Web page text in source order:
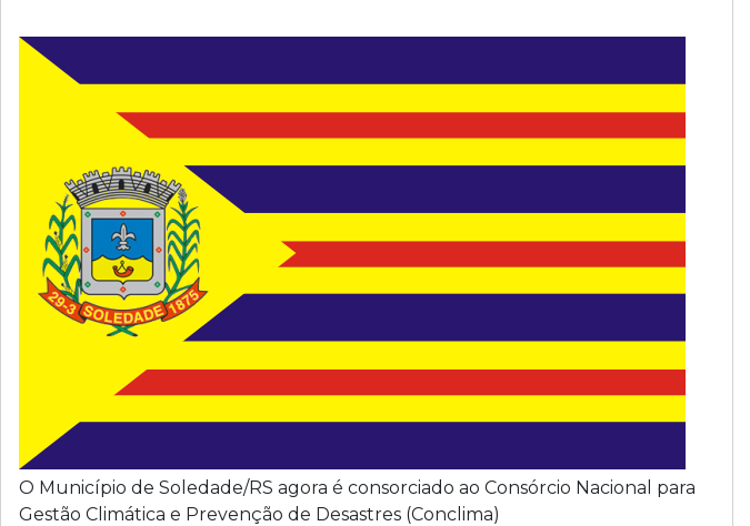
O Município de Soledade/RS agora é consorciado ao Consórcio Nacional para
Gestão Climática e Prevenção de Desastres (Conclima)